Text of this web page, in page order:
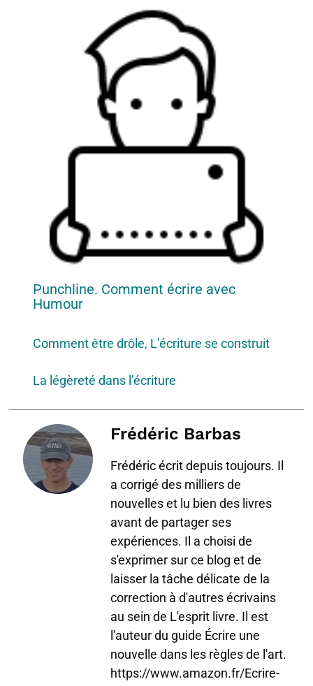
Punchline. Comment écrire avec
Humour
Comment être drôle, L’écriture se construit
La légèreté dans l’écriture
Frédéric Barbas
Frédéric écrit depuis toujours. Il
a corrigé des milliers de
nouvelles et lu bien des livres
avant de partager ses
expériences. Il a choisi de
s'exprimer sur ce blog et de
laisser la tâche délicate de la
correction à d'autres écrivains
au sein de L'esprit livre. Il est
l'auteur du guide Écrire une
nouvelle dans les règles de l'art.
https://www.amazon.fr/Ecrire-